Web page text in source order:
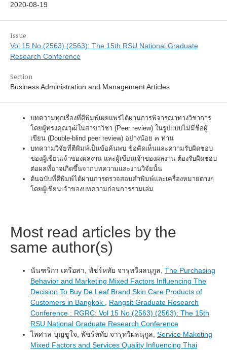
2020-08-19
Issue
Vol 15 No (2563) (2563): The 15th RSU National Graduate
Research Conference
Section
Business Administration and Management Articles
บทความทุกเรื่องที่ตีพิมพ์เผยแพร่ได้ผ่านการพิจารณาทางวิชาการ
โดยผู้ทรงคุณวุฒิในสาขาวิชา (Peer review) ในรูปแบบไม่มีชื่อผู้
เขียน (Double-blind peer review) อย่างน้อย ๓ ท่าน
บทความวิจัยที่ตีพิมพ์เป็นข้อค้นพบ ข้อคิดเห็นและความรับผิดชอบ
ของผู้เขียนเจ้าของผลงาน และผู้เขียนเจ้าของผลงาน ต้องรับผิดชอบ
ต่อผลที่อาจเกิดขึ้นจากบทความและงานวิจัยนั้น
ต้นฉบับที่ตีพิมพ์ได้ผ่านการตรวจสอบคำพิมพ์และเครื่องหมายต่างๆ
โดยผู้เขียนเจ้าของบทความก่อนการรวมเล่ม
Most read articles by the
same author(s)
นันฑริกา เครือสา, พัชร์หทัย จารุทวีผลนุกูล, The Purchasing
Behavior and Marketing Mixed Factors Influencing The
Decision To Buy De Leaf Brand Skin Care Products of
Customers in Bangkok
Rangsit Graduate Research
Conference : RGRC: Vol 15 No (2563) (2563): The 15th
RSU National Graduate Research Conference
ไพศาล บุญชูใจ, พัชร์หทัย จารุทวีผลนุกูล, Service Maketing
Mixed Factors and Services Quality Influencing Thai